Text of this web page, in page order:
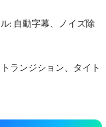
: 自動字幕、ノイズ除
ランジション、タイト